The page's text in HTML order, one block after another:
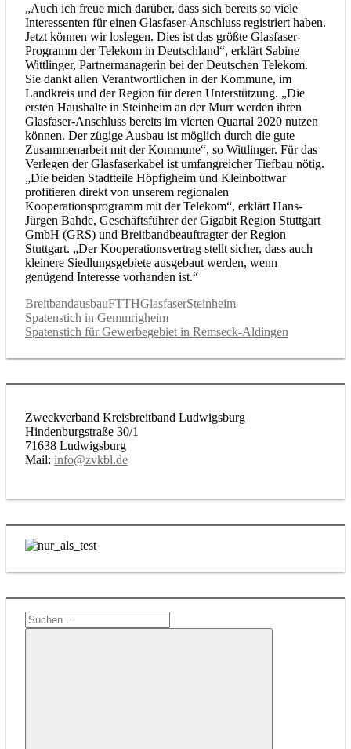
„Auch ich freue mich darüber, dass sich bereits so viele
Interessenten für einen Glasfaser-Anschluss registriert haben.
Jetzt können wir loslegen. Dies ist das größte Glasfaser-
Programm der Telekom in Deutschland“, erklärt Sabine
Wittlinger, Partnermanagerin bei der Deutschen Telekom.
Sie dankt allen Verantwortlichen in der Kommune, im
Landkreis und der Region für deren Unterstützung. „Die
ersten Haushalte in Steinheim an der Murr werden ihren
Glasfaser-Anschluss bereits im vierten Quartal 2020 nutzen
können. Der zügige Ausbau ist möglich durch die gute
Zusammenarbeit mit der Kommune“, so Wittlinger. Für das
Verlegen der Glasfaserkabel ist umfangreicher Tiefbau nötig.
„Die beiden Stadtteile Höpfigheim und Kleinbottwar
profitieren direkt von unserem regionalen
Kooperationsprogramm mit der Telekom“, erklärt Hans-
Jürgen Bahde, Geschäftsführer der Gigabit Region Stuttgart
GmbH (GRS) und Breitbandbeauftragter der Region
Stuttgart. „Der Kooperationsvertrag stellt sicher, dass auch
kleinere Siedlungsgebiete ausgebaut werden, wenn
genügend Interesse vorhanden ist.“
BreitbandausbauFTTHGlasfaserSteinheim
Beitragsnavigation
Vorheriger
Beitrag:
Spatenstich in Gemmrigheim
Nächster
Spatenstich für Gewerbegebiet in Remseck-Aldingen
Zweckverband Kreisbreitband Ludwigsburg
Hindenburgstraße 30/1
71638 Ludwigsburg
Mail: info@zvkbl.de
Suchen
nach: